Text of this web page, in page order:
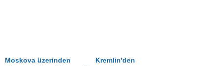
Moskova üzerinden
Kremlin'den